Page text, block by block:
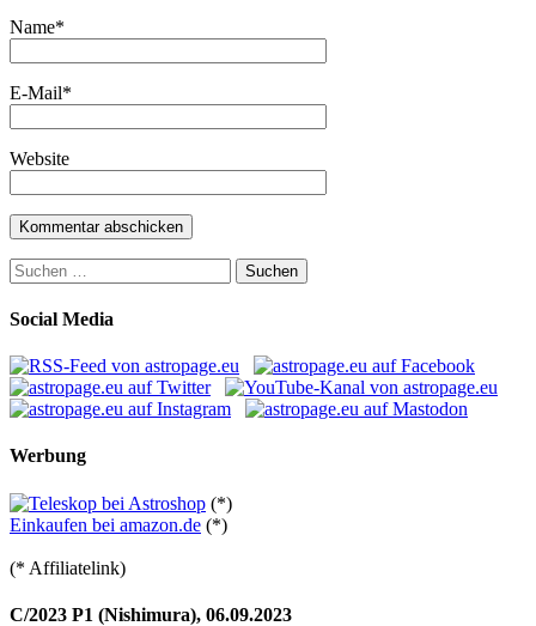
Name*
E-Mail*
Website
Suchen
nach:
Social Media
Werbung
(*)
Einkaufen bei amazon.de (*)
(* Affiliatelink)
C/2023 P1 (Nishimura), 06.09.2023